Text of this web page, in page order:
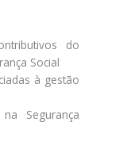
do
Social
à gestão
Segurança